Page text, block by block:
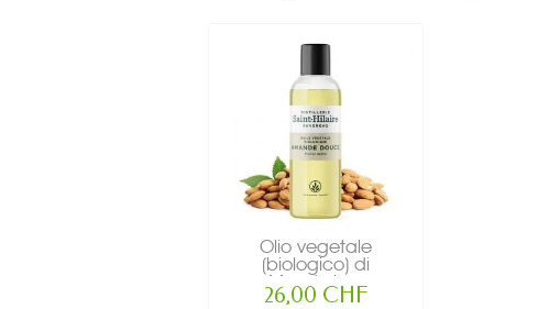
Olio vegetale
(biologico) di
Mandorle...
26,00 CHF